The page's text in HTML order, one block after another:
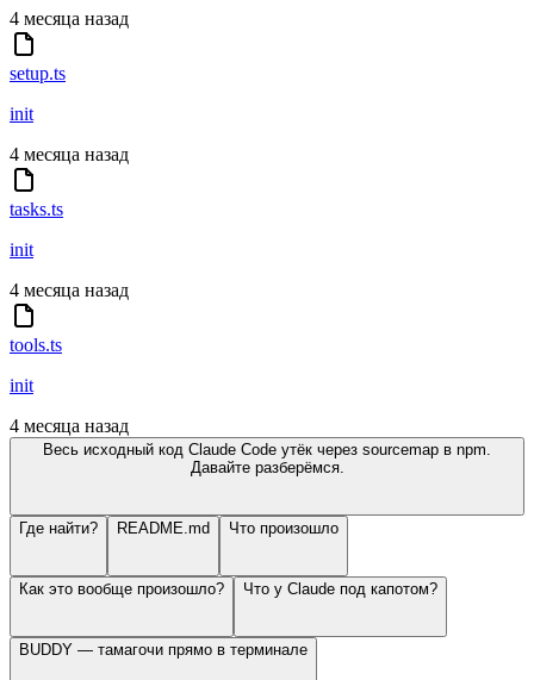
4 месяца назад
setup.ts
init
4 месяца назад
tasks.ts
init
4 месяца назад
tools.ts
init
4 месяца назад
Весь исходный код Claude Code утёк через sourcemap в npm.
Давайте разберёмся.
Где найти? README.md Что произошло
Как это вообще произошло? Что у Claude под капотом?
BUDDY — тамагочи прямо в терминале